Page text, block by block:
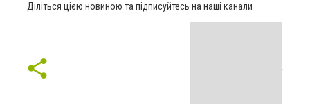
Діліться цією новиною та підписуйтесь на наші канали